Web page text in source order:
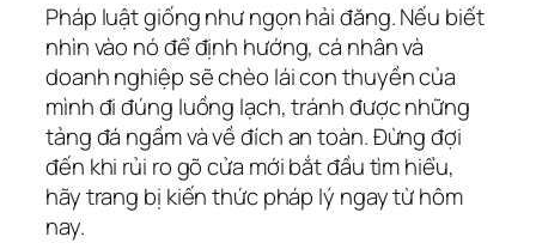
Pháp luật giống như ngọn hải đăng. Nếu biết
nhìn vào nó để định hướng, cá nhân và
doanh nghiệp sẽ chèo lái con thuyền của
mình đi đúng luồng lạch, tránh được những
tảng đá ngầm và về đích an toàn. Đừng đợi
đến khi rủi ro gõ cửa mới bắt đầu tìm hiểu,
hãy trang bị kiến thức pháp lý ngay từ hôm
nay.